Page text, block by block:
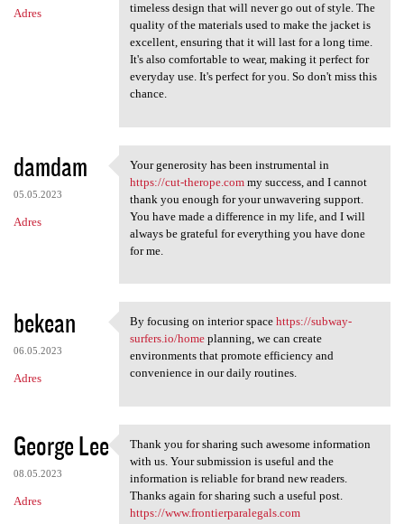
Adres
timeless design that will never go out of style. The
quality of the materials used to make the jacket is
excellent, ensuring that it will last for a long time.
It's also comfortable to wear, making it perfect for
everyday use. It's perfect for you. So don't miss this
chance.
damdam
05.05.2023
Adres
Your generosity has been
Your generosity has been instrumental in
https://cut-therope.commy success, and I cannot
thank you enough for your unwavering support.
You have made a difference in my life, and I will
always be grateful for everything you have done
for me.
bekean
06.05.2023
Adres
By focusing on interior space
By focusing on interior space https://subway-
surfers.io/homeplanning, we can create
environments that promote efficiency and
convenience in our daily routines.
George Lee
08.05.2023
Adres
Thank you for sharing such
Thank you for sharing such awesome information
with us. Your submission is useful and the
information is reliable for brand new readers.
Thanks again for sharing such a useful post.
https://www.frontierparalegals.com